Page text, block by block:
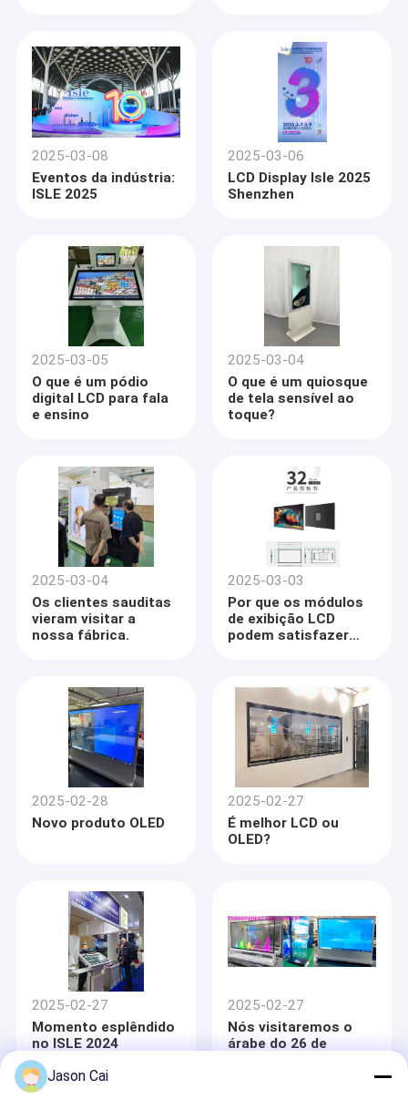
2025-03-08
Eventos da indústria:
ISLE 2025
2025-03-06
LCD Display Isle 2025
Shenzhen
2025-03-05
O que é um pódio
digital LCD para fala
e ensino
2025-03-04
O que é um quiosque
de tela sensível ao
toque?
2025-03-04
Os clientes sauditas
vieram visitar a
nossa fábrica.
2025-03-03
Por que os módulos
de exibição LCD
podem satisfazer
necessidades dos
dispositivos
eletrónicos
modernos?
2025-02-28
Novo produto OLED
2025-02-27
É melhor LCD ou
OLED?
2025-02-27
Momento esplêndido
no ISLE 2024
2025-02-27
Nós visitaremos o
árabe do 26 de
Jason Cai